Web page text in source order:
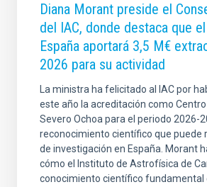
Diana Morant preside el
del IAC, donde destaca que
España aportará 3,5 M€
2026 para su actividad
La ministra ha felicitado al IAC por
este año la acreditación como
Severo Ochoa para el periodo 2026-
reconocimiento científico que puede
de investigación en España. Morant
cómo el Instituto de Astrofísica de
conocimiento científico fundamental